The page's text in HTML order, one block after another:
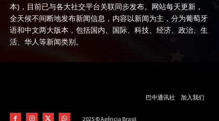
本)，目前已与各大社交平台关联同步发布。网站每天更新，
全天候不间断地发布新闻信息，内容以新闻为主，分为葡萄牙
语和中文两大版本，包括国内、国际、科技、经济、政治、生
活、华人等新闻类别。
2025 © Agência Brasil
巴中通讯社 加入我们